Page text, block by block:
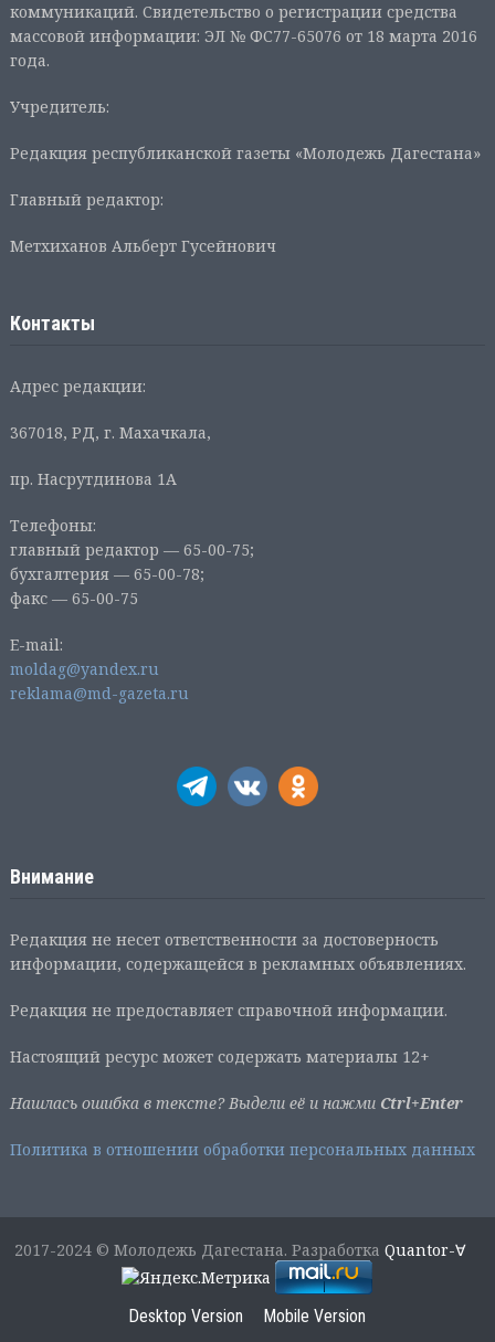
коммуникаций. Свидетельство о регистрации средства
массовой информации: ЭЛ № ФС77-65076 от 18 марта 2016
года.
Учредитель:
Редакция республиканской газеты «Молодежь Дагестана»
Главный редактор:
Метхиханов Альберт Гусейнович
Контакты
Адрес редакции:
367018, РД, г. Махачкала,
пр. Насрутдинова 1А
Телефоны:
главный редактор — 65-00-75;
бухгалтерия — 65-00-78;
факс — 65-00-75
E-mail:
moldag@yandex.ru
reklama@md-gazeta.ru
Внимание
Редакция не несет ответственности за достоверность
информации, содержащейся в рекламных объявлениях.
Редакция не предоставляет справочной информации.
Настоящий ресурс может содержать материалы 12+
Нашлась ошибка в тексте? Выдели её и нажми Ctrl+Enter
Политика в отношении обработки персональных данных
2017-2024 © Молодежь Дагестана. РазработкаQuantor-∀
Desktop Version Mobile Version